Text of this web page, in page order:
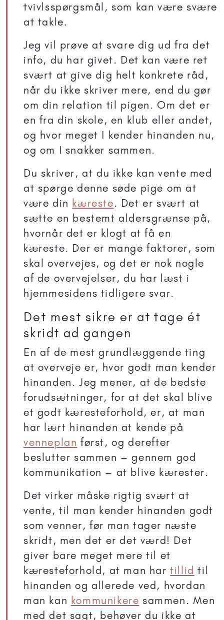
tvivlsspørgsmål, som kan være svære
at takle.
Jeg vil prøve at svare dig ud fra det
info, du har givet. Det kan være ret
svært at give dig helt konkrete råd,
når du ikke skriver mere, end du gør
om din relation til pigen. Om det er
en fra din skole, en klub eller andet,
og hvor meget I kender hinanden nu,
og om I snakker sammen.
Du skriver, at du ikke kan vente med
at spørge denne søde pige om at
være din kæreste. Det er svært at
sætte en bestemt aldersgrænse på,
hvornår det er klogt at få en
kæreste. Der er mange faktorer, som
skal overvejes, og det er nok nogle
af de overvejelser, du har læst i
hjemmesidens tidligere svar.
Det mest sikre er at tage ét
skridt ad gangen
En af de mest grundlæggende ting
at overveje er, hvor godt man kender
hinanden. Jeg mener, at de bedste
forudsætninger, for at det skal blive
et godt kæresteforhold, er, at man
har lært hinanden at kende på
venneplan først, og derefter
beslutter sammen – gennem god
kommunikation – at blive kærester.
Det virker måske rigtig svært at
vente, til man kender hinanden godt
som venner, før man tager næste
skridt, men det er det værd! Det
giver bare meget mere til et
kæresteforhold, at man hartillid til
hinanden og allerede ved, hvordan
man kan kommunikere sammen. Men
med det sagt, behøver du ikke at